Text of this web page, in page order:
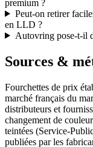
premium ?
Peut-on retirer
en LLD ?
Autovring pose-t-il
Sources &
Fourchettes de prix
marché français du
distributeurs et
changement de
teintées (Service-
publiées par les